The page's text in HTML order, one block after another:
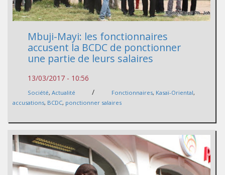
Mbuji-Mayi: les fonctionnaires
accusent la BCDC de ponctionner
une partie de leurs salaires
13/03/2017 - 10:56
Société, Actualité / Fonctionnaires, Kasaï-Oriental,
accusations, BCDC, ponctionner salaires